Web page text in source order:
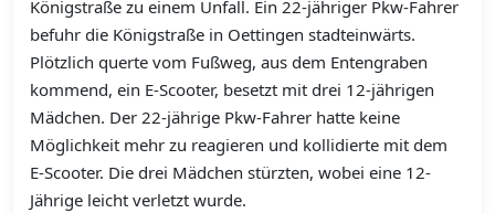
Königstraße zu einem Unfall. Ein 22-jähriger Pkw-Fahrer
befuhr die Königstraße in Oettingen stadteinwärts.
Plötzlich querte vom Fußweg, aus dem Entengraben
kommend, ein E-Scooter, besetzt mit drei 12-jährigen
Mädchen. Der 22-jährige Pkw-Fahrer hatte keine
Möglichkeit mehr zu reagieren und kollidierte mit dem
E-Scooter. Die drei Mädchen stürzten, wobei eine 12-
Jährige leicht verletzt wurde.